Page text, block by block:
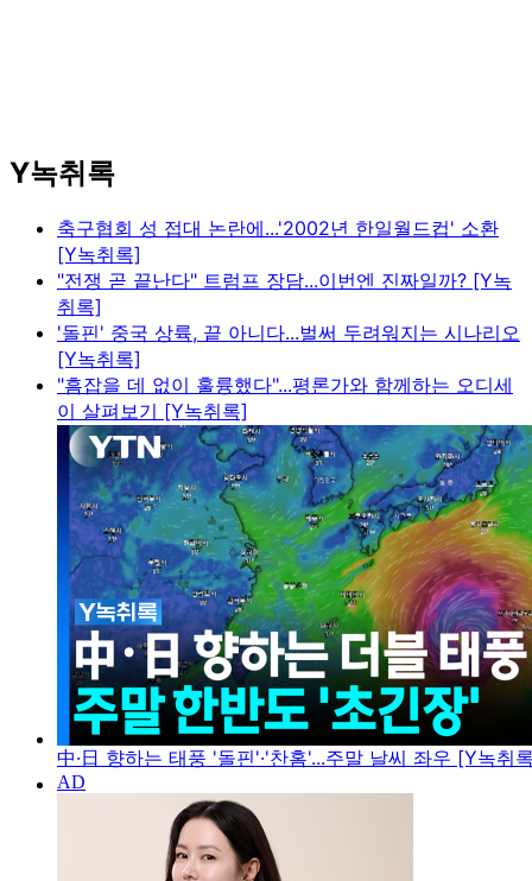
Y녹취록
축구협회 성 접대 논란에...'2002년 한일월드컵' 소환
[Y녹취록]
"전쟁 곧 끝난다" 트럼프 장담...이번엔 진짜일까? [Y녹
취록]
'돌핀' 중국 상륙, 끝 아니다...벌써 두려워지는 시나리오
[Y녹취록]
"흠잡을 데 없이 훌륭했다"...평론가와 함께하는 오디세
이 살펴보기 [Y녹취록]
中·日 향하는 태풍 '돌핀'·'찬홈'...주말 날씨 좌우 [Y녹취